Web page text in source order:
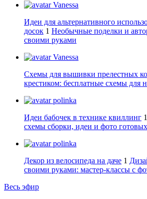
Vanessa
Идеи для альтернативного
досок 1 Необычные поделки и
своими руками
Vanessa
Схемы для вышивки прелестных
крестиком: бесплатные схемы
polinka
Идеи бабочек в технике квиллинг 1
схемы сборки, идеи и фото
polinka
Декор из велосипеда на даче 1
своими руками: мастер-классы с
Весь эфир